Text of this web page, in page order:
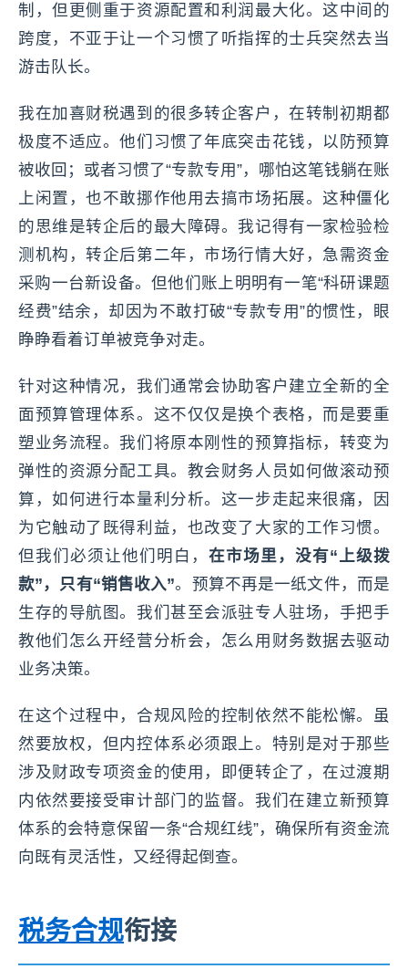
制，但更侧重于资源配置和利润最大化。这中间的
跨度，不亚于让一个习惯了听指挥的士兵突然去当
游击队长。
我在加喜财税遇到的很多转企客户，在转制初期都
极度不适应。他们习惯了年底突击花钱，以防预算
被收回；或者习惯了“专款专用”，哪怕这笔钱躺在账
上闲置，也不敢挪作他用去搞市场拓展。这种僵化
的思维是转企后的最大障碍。我记得有一家检验检
测机构，转企后第二年，市场行情大好，急需资金
采购一台新设备。但他们账上明明有一笔“科研课题
经费”结余，却因为不敢打破“专款专用”的惯性，眼
睁睁看着订单被竞争对走。
针对这种情况，我们通常会协助客户建立全新的全
面预算管理体系。这不仅仅是换个表格，而是要重
塑业务流程。我们将原本刚性的预算指标，转变为
弹性的资源分配工具。教会财务人员如何做滚动预
算，如何进行本量利分析。这一步走起来很痛，因
为它触动了既得利益，也改变了大家的工作习惯。
但我们必须让他们明白， 在市场里，没有“上级拨
款”，只有“销售收入”。预算不再是一纸文件，而是
生存的导航图。我们甚至会派驻专人驻场，手把手
教他们怎么开经营分析会，怎么用财务数据去驱动
业务决策。
在这个过程中，合规风险的控制依然不能松懈。虽
然要放权，但内控体系必须跟上。特别是对于那些
涉及财政专项资金的使用，即便转企了，在过渡期
内依然要接受审计部门的监督。我们在建立新预算
体系的会特意保留一条“合规红线”，确保所有资金流
向既有灵活性，又经得起倒查。
税务合规衔接